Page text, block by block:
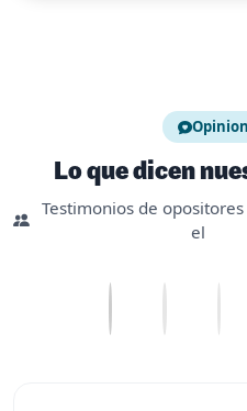
Lo que dicen
Testimonios de
el